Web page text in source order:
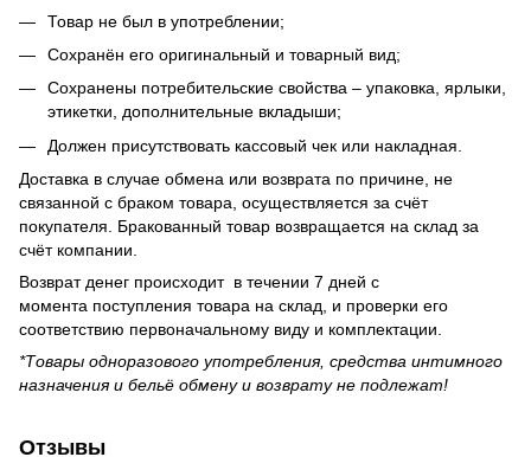
Товар не был в употреблении;
Сохранён его оригинальный и товарный вид;
Сохранены потребительские свойства – упаковка, ярлыки,
этикетки, дополнительные вкладыши;
Должен присутствовать кассовый чек или накладная.
Доставка в случае обмена или возврата по причине, не
связанной с браком товара, осуществляется за счёт
покупателя. Бракованный товар возвращается на склад за
счёт компании.
Возврат денег происходит в течении 7 дней с
момента поступления товара на склад, и проверки его
соответствию первоначальному виду и комплектации.
*Товары одноразового употребления, средства интимного
назначения и бельё обмену и возврату не подлежат!
Отзывы